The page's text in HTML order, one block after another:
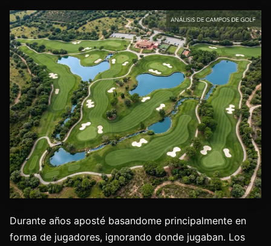
Durante años aposté basandome principalmente en
forma de jugadores, ignorando donde jugaban. Los